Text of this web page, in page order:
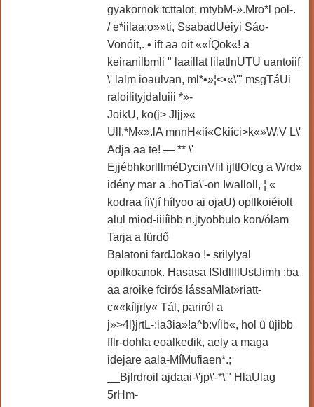
gyakornok tcttalot, mtybM-».Mro*l pol-.
/ e*iilaa;o»»ti, SsabadUeiyi Sáo-
Vonóit,. • ift aa oit ««ÍQok«! a
keiranilbmli " laaillat lilatlnUTU uantoiif
\' lalm ioaulvan, ml*•»¦<•«\'" msgTáUi
raloilityjdaluiii *»-
JoikU, ko(j> Jljj»«
Ull,*M«».lA mnnH«ií«Ckiíci>k«»W.V L\'
Adja aa te! — ** \'
EjjébhkorlllméDycinVfil ijltlOlcg a Wrd»
idény mar a .hoTia\'-on Iwalloll, ¦ «
kodraa íi\'jí hílyoo ai ojaU) opllkoiéiolt
alul miod-iiiíibb n.jtyobbulo kon/ólam
Tarja a fürdő
Balatoni fardJokao !• srilylyal
opilkoanok. Hasasa ISldlIllUstJimh :ba
aa aroike fcirós lássaMlat»riatt-
c««kíljrly« Tál, pariról a
j»>4l}jrtL-:ia3ia»!a^b:víib«, hol ü üjibb
fflr-dohla eoalkedik, aely a maga
idejare aala-MíMufiaen*.;
__Bjlrdroil ajdaai-\'jp\'-*\'" HlaUlag
5rHm-